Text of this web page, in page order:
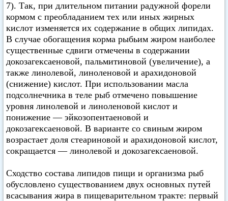
7). Так, при длительном питании радужной форели
кормом с преобладанием тех или иных жирных
кислот изменяется их содержание в общих липидах.
В случае обогащения корма рыбьим жиром наиболее
существенные сдвиги отмечены в содержании
докозагексаеновой, пальмитиновой (увеличение), а
также линолевой, линоленовой и арахидоновой
(снижение) кислот. При использовании масла
подсолнечника в теле рыб отмечено повышение
уровня линолевой и линоленовой кислот и
понижение — эйкозопентаеновой и
докозагексаеновой. В варианте со свиным жиром
возрастает доля стеариновой и арахидоновой кислот,
сокращается — линолевой и докозагексаеновой.
Сходство состава липидов пищи и организма рыб
обусловлено существованием двух основных путей
всасывания жира в пищеварительном тракте: первый